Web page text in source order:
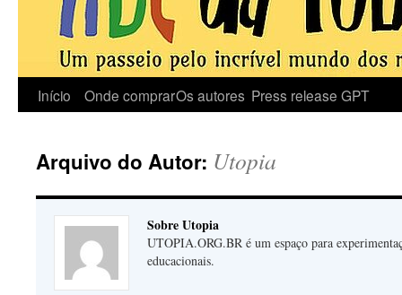
Início Onde comprarOs autores Press release GPT
Arquivo do Autor: Utopia
Sobre Utopia
UTOPIA.ORG.BR é um espaço para
educacionais.